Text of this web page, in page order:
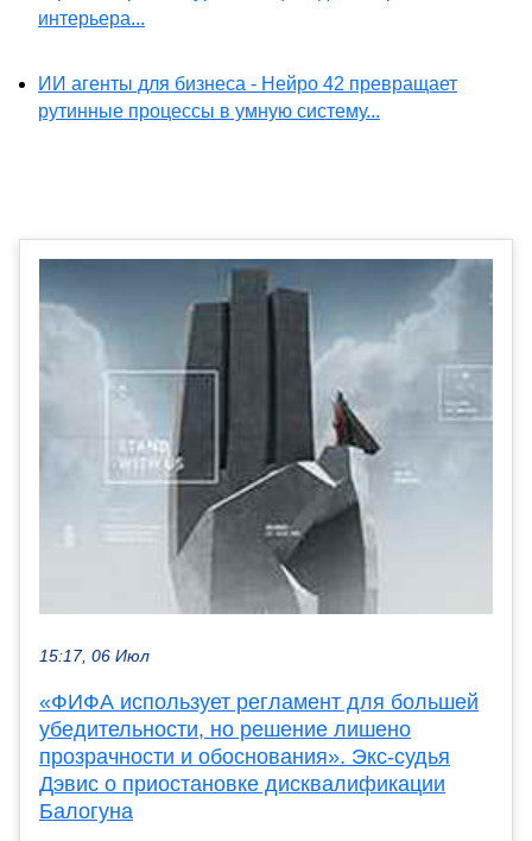
интерьера...
ИИ агенты для бизнеса - Нейро 42 превращает
рутинные процессы в умную систему...
15:17, 06 Июл
«ФИФА использует регламент для большей
убедительности, но решение лишено
прозрачности и обоснования». Экс-судья
Дэвис о приостановке дисквалификации
Балогуна